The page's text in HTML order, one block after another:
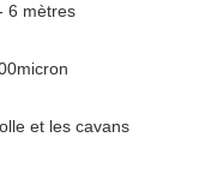
6 mètres
et les cavans